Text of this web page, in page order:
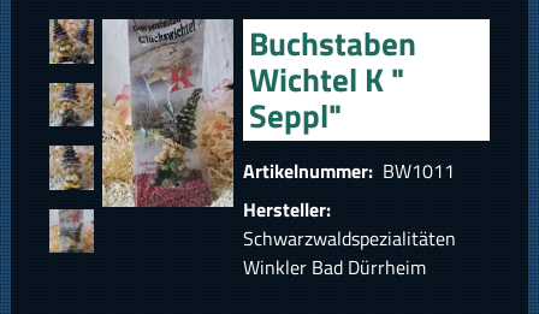
Buchstaben
Wichtel K "
Seppl"
Artikelnummer: BW1011
Hersteller:
Schwarzwaldspezialitäten
Winkler Bad Dürrheim